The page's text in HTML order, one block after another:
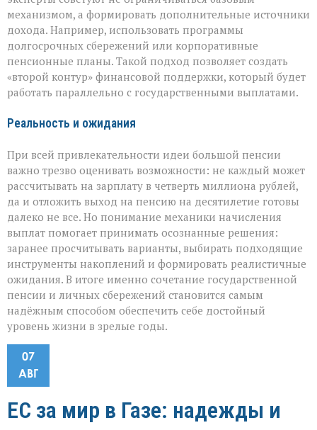
механизмом, а формировать дополнительные источники
дохода. Например, использовать программы
долгосрочных сбережений или корпоративные
пенсионные планы. Такой подход позволяет создать
«второй контур» финансовой поддержки, который будет
работать параллельно с государственными выплатами.
Реальность и ожидания
При всей привлекательности идеи большой пенсии
важно трезво оценивать возможности: не каждый может
рассчитывать на зарплату в четверть миллиона рублей,
да и отложить выход на пенсию на десятилетие готовы
далеко не все. Но понимание механики начисления
выплат помогает принимать осознанные решения:
заранее просчитывать варианты, выбирать подходящие
инструменты накоплений и формировать реалистичные
ожидания. В итоге именно сочетание государственной
пенсии и личных сбережений становится самым
надёжным способом обеспечить себе достойный
уровень жизни в зрелые годы.
07
АВГ
ЕС за мир в Газе: надежды и